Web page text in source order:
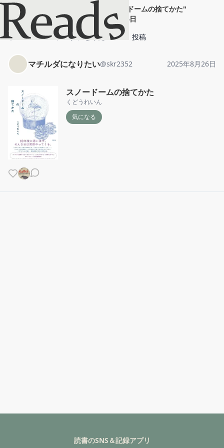
マチルダになりたい スノードームの捨てかた"
2025年8月26日
ホーム
マチルダになりたい 投稿
マチルダになりたい@skr2352 2025年8月26日
スノードームの捨てかた
くどうれいん
気になる
読書のSNS＆記録アプリ